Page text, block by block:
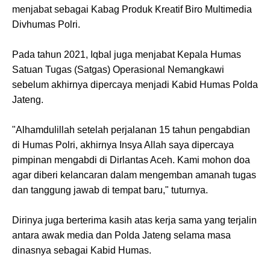
menjabat sebagai Kabag Produk Kreatif Biro Multimedia
Divhumas Polri.
Pada tahun 2021, Iqbal juga menjabat Kepala Humas
Satuan Tugas (Satgas) Operasional Nemangkawi
sebelum akhirnya dipercaya menjadi Kabid Humas Polda
Jateng.
"Alhamdulillah setelah perjalanan 15 tahun pengabdian
di Humas Polri, akhirnya Insya Allah saya dipercaya
pimpinan mengabdi di Dirlantas Aceh. Kami mohon doa
agar diberi kelancaran dalam mengemban amanah tugas
dan tanggung jawab di tempat baru," tuturnya.
Dirinya juga berterima kasih atas kerja sama yang terjalin
antara awak media dan Polda Jateng selama masa
dinasnya sebagai Kabid Humas.